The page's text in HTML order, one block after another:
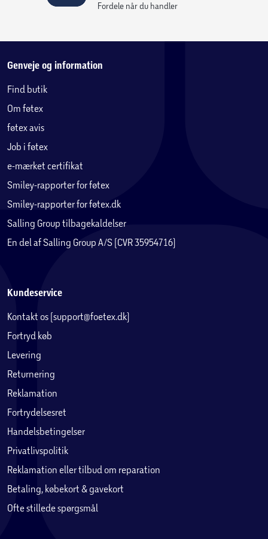
Fordele når du handler
Genveje og information
Find butik
Om føtex
føtex avis
Job i føtex
e-mærket certifikat
Smiley-rapporter for føtex
Smiley-rapporter for føtex.dk
Salling Group tilbagekaldelser
En del af Salling Group A/S (CVR 35954716)
Kundeservice
Kontakt os (support@foetex.dk)
Fortryd køb
Levering
Returnering
Reklamation
Fortrydelsesret
Handelsbetingelser
Privatlivspolitik
Reklamation eller tilbud om reparation
Betaling, købekort & gavekort
Ofte stillede spørgsmål